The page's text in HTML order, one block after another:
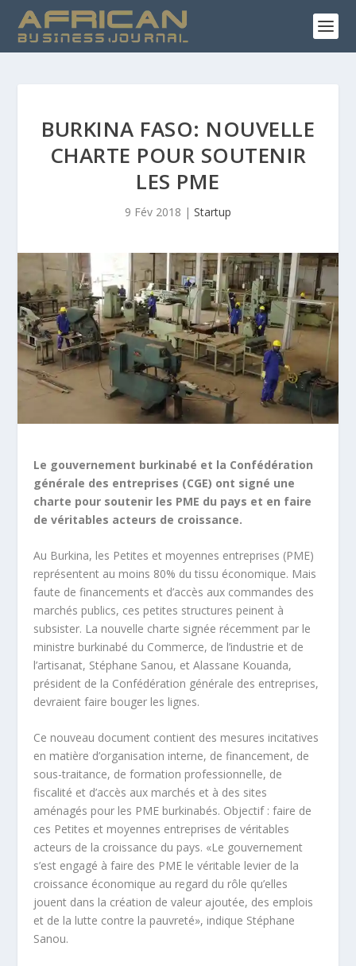
BURKINA FASO: NOUVELLE
CHARTE POUR SOUTENIR
LES PME
9 Fév 2018 | Startup
Le gouvernement burkinabé et la Confédération
générale des entreprises (CGE) ont signé une
charte pour soutenir les PME du pays et en faire
de véritables acteurs de croissance.
Au Burkina, les Petites et moyennes entreprises (PME)
représentent au moins 80% du tissu économique. Mais
faute de financements et d’accès aux commandes des
marchés publics, ces petites structures peinent à
subsister. La nouvelle charte signée récemment par le
ministre burkinabé du Commerce, de l’industrie et de
l’artisanat, Stéphane Sanou, et Alassane Kouanda,
président de la Confédération générale des entreprises,
devraient faire bouger les lignes.
Ce nouveau document contient des mesures incitatives
en matière d’organisation interne, de financement, de
sous-traitance, de formation professionnelle, de
fiscalité et d’accès aux marchés et à des sites
aménagés pour les PME burkinabés. Objectif : faire de
ces Petites et moyennes entreprises de véritables
acteurs de la croissance du pays. «Le gouvernement
s’est engagé à faire des PME le véritable levier de la
croissance économique au regard du rôle qu’elles
jouent dans la création de valeur ajoutée, des emplois
et de la lutte contre la pauvreté», indique Stéphane
Sanou.